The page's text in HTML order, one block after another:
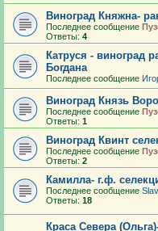
Виноград Княжна-
Последнее сообщение
Ответы: 4
Катруся - виноград
Богдана
Последнее сообщение
Виноград Князь
Последнее сообщение
Ответы: 1
Виноград Квинт
Последнее сообщение
Ответы: 2
Камилла- г.ф.
Последнее сообщение
Ответы: 18
Краса Севера